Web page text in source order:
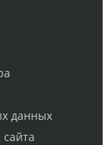
данных